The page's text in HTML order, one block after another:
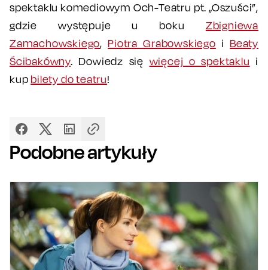
spektaklu komediowym Och-Teatru pt. „Oszuści”,
gdzie występuje u boku Zbigniewa
Zamachowskiego, Piotra Grabowskiego i Beaty
Ścibakówny. Dowiedz sięwięcej o spektaklu i
kup bilety do teatru!
Podobne artykuły